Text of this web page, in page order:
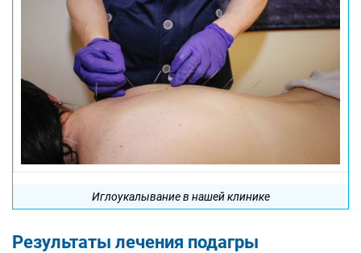
Иглоукалывание в нашей клинике
Результаты лечения подагры